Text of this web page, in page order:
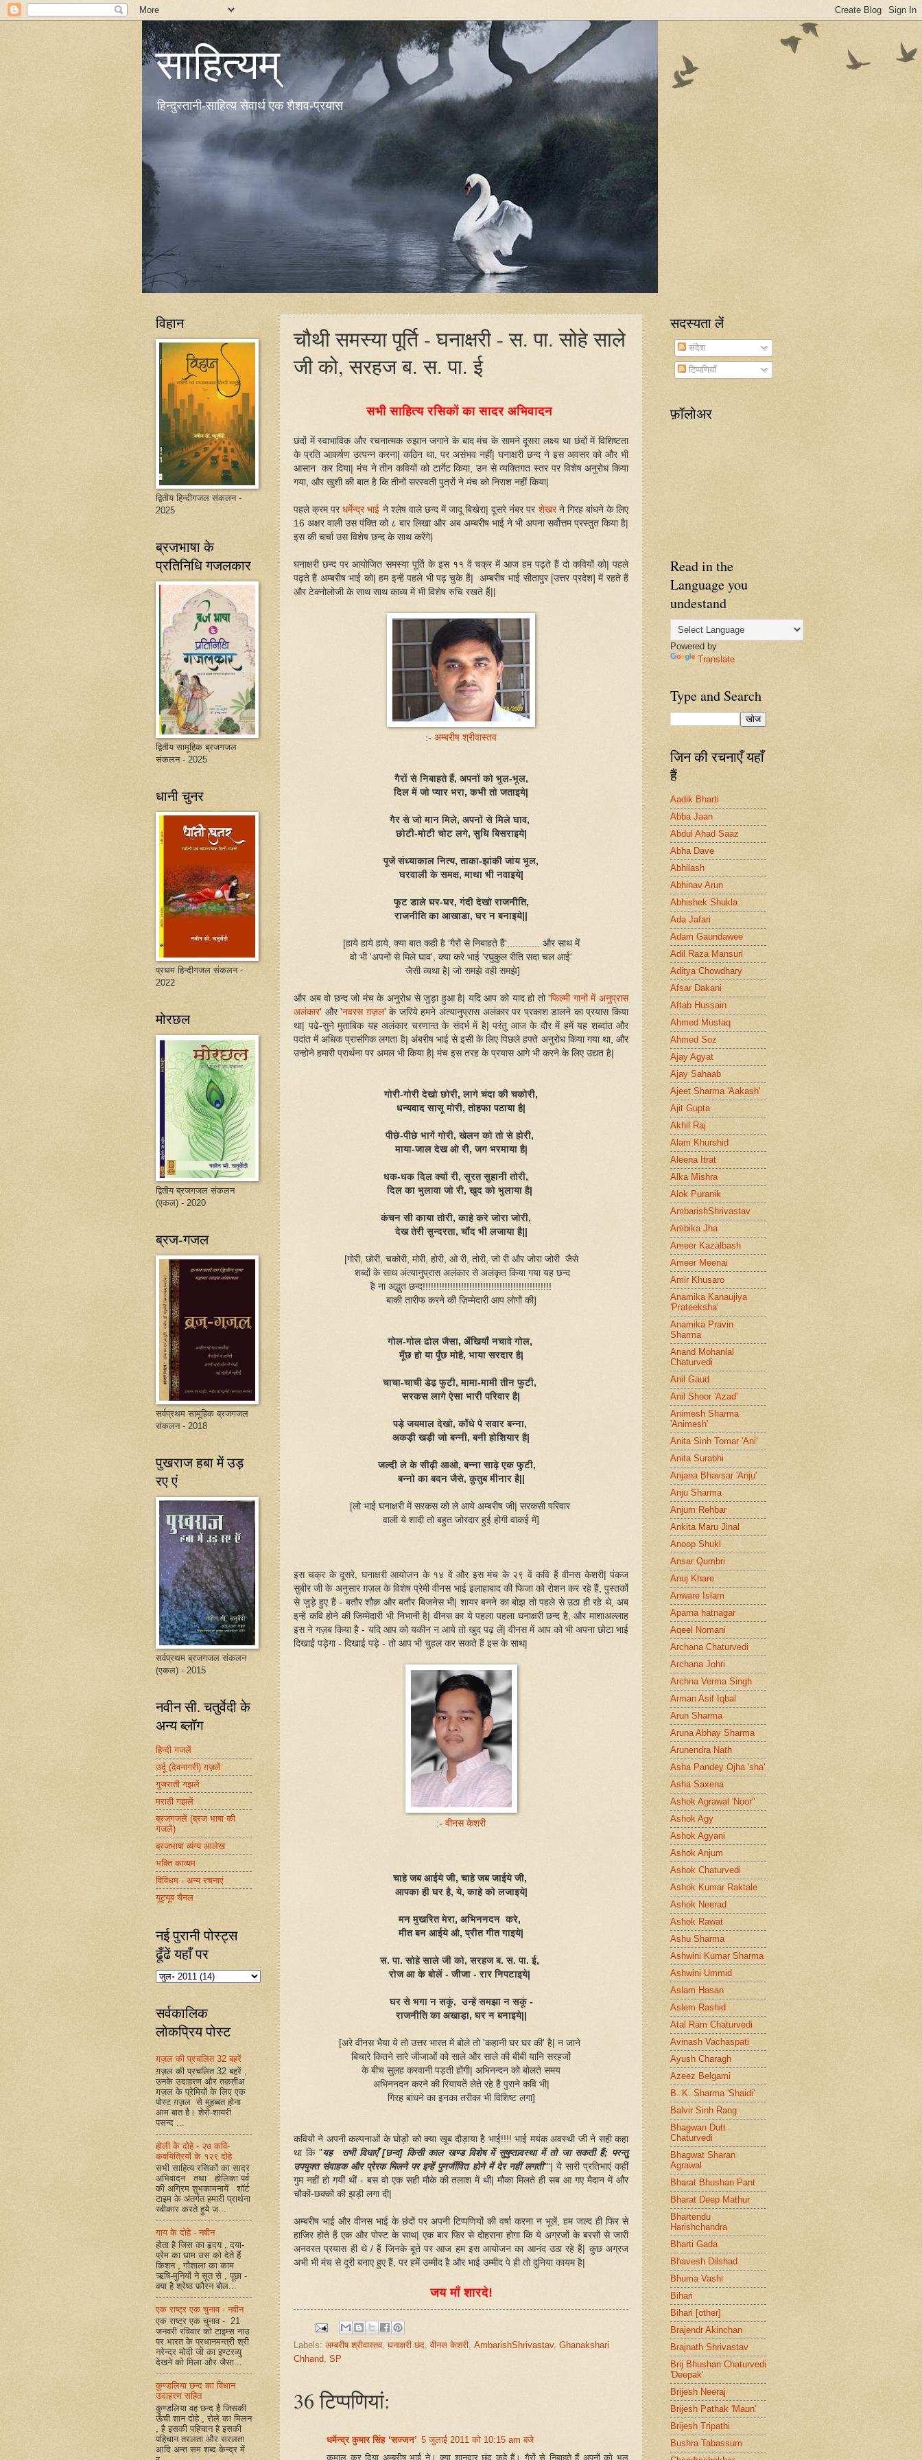
साहित्यम्
हिन्दुस्तानी-साहित्य सेवार्थ एक शैशव-प्रयास
चौथी समस्या पूर्ति - घनाक्षरी - स. पा. सोहे साले
जी को, सरहज ब. स. पा. ई
सभी साहित्य रसिकों का सादर अभिवादन
छंदों में स्वाभाविक और रचनात्मक रुझान जगाने के बाद मंच के सामने दूसरा लक्ष्य था छंदों में विशिष्टता
के प्रति आकर्षण उत्पन्न करना| कठिन था, पर असंभव नहीं| घनाक्षरी छन्द ने इस अवसर को और भी
आसान कर दिया| मंच ने तीन कवियों को टार्गेट किया, उन से व्यक्तिगत स्तर पर विशेष अनुरोध किया
गया, और खुशी की बात है कि तीनों सरस्वती पुत्रों ने मंच को निराश नहीं किया|
पहले क्रम परधर्मेन्द्र भाई ने श्लेष वाले छन्द में जादू बिखेरा| दूसरे नंबर परशेखरने गिरह बांधने के लिए
16 अक्षर वाली उस पंक्ति को ८ बार लिखा और अब अम्बरीष भाई ने भी अपना सर्वोत्तम प्रस्तुत किया है|
इस की चर्चा उस विशेष छन्द के साथ करेंगे|
घनाक्षरी छन्द पर आयोजित समस्या पूर्ति के इस ११ वें चक्र में आज हम पढ़ते हैं दो कवियों को| पहले
पढ़ते हैं अम्बरीष भाई को| हम इन्हें पहले भी पढ़ चुके हैं| अम्बरीष भाई सीतापुर [उत्तर प्रदेश] में रहते हैं
और टेक्नोलोजी के साथ साथ काव्य में भी विशेष रुचि रखते हैं||
:- अम्बरीष श्रीवास्तव
गैरों से निबाहते हैं, अपनों को भूल-भूल,
दिल में जो प्यार भरा, कभी तो जताइये|
गैर से जो मान मिले, अपनों से मिले घाव,
छोटी-मोटी चोट लगे, सुधि बिसराइये|
पूजें संध्याकाल नित्य, ताका-झांकी जांय भूल,
घरवाली के समक्ष, माथा भी नवाइये|
फूट डाले घर-घर, गंदी देखो राजनीति,
राजनीति का आखाडा, घर न बनाइये||
[हाये हाये हाये, क्या बात कही है 'गैरों से निबाहते हैं'............ और साथ में
वो भी 'अपनों से मिले घाव', क्या करे भाई 'रघुकुल रीति सदा चल आई'
जैसी व्यथा है| जो समझे वही समझे]
और अब वो छन्द जो मंच के अनुरोध से जुड़ा हुआ है| यदि आप को याद हो तो 'फिल्मी गानों में अनुप्रास
अलंकार' और 'नवरस ग़ज़ल' के जरिये हमने अंत्यानुप्रास अलंकार पर प्रकाश डालने का प्रयास किया
था| पढे-सुने मुताबिक यह अलंकार चरणान्त के संदर्भ में है| परंतु आज के दौर में हमें यह शब्दांत और
पदांत में अधिक प्रासंगिक लगता है| अंबरीष भाई से इसी के लिए पिछले हफ्ते अनुरोध किया गया था, और
उन्होने हमारी प्रार्थना पर अमल भी किया है| मंच इस तरह के प्रयास आगे भी करने के लिए उद्यत है|
गोरी-गोरी देखो छोरी, लागे चंदा की चकोरी,
धन्यवाद सासू मोरी, तोहफा पठाया है|
पीछे-पीछे भागें गोरी, खेलन को तो से होरी,
माया-जाल देख ओ री, जग भरमाया है|
धक-धक दिल क्यों री, सूरत सुहानी तोरी,
दिल का भुलावा जो री, खुद को भुलाया है|
कंचन सी काया तोरी, काहे करे जोरा जोरी,
देख तेरी सुन्दरता, चाँद भी लजाया है||
[गोरी, छोरी, चकोरी, मोरी, होरी, ओ री, तोरी, जो री और जोरा जोरी जैसे
शब्दों के साथ अंत्यानुप्रास अलंकार से अलंकृत किया गया यह छन्द
है ना अद्भुत छन्द!!!!!!!!!!!!!!!!!!!!!!!!!!!!!!!!!!!!!!!!!!!!!!!
बाकी तारीफ करने की ज़िम्मेदारी आप लोगों की]
गोल-गोल ढोल जैसा, अँखियाँ नचावे गोल,
मूँछ हो या पूँछ मोहै, भाया सरदार है|
चाचा-चाची डेढ़ फुटी, मामा-मामी तीन फुटी,
सरकस लागे ऐसा भारी परिवार है|
पड़े जयमाल देखो, काँधे पे सवार बन्ना,
अकड़ी खड़ी जो बन्नी, बनी होशियार है|
जल्दी ले के सीढ़ी आओ, बन्ना साढ़े एक फुटी,
बन्नो का बदन जैसे, क़ुतुब मीनार है||
[लो भाई घनाक्षरी में सरकस को ले आये अम्बरीष जी| सरकसी परिवार
वाली ये शादी तो बहुत जोरदार हुई होगी वाकई में]
इस चक्र के दूसरे, घनाक्षरी आयोजन के १४ वें और इस मंच के २९ वें कवि हैं वीनस केशरी| पंकज
सुबीर जी के अनुसार ग़ज़ल के विशेष प्रेमी वीनस भाई इलाहाबाद की फिजा को रोशन कर रहे हैं, पुस्तकों
से जुड़े हुए हैं - बतौर शौक़ और बतौर बिजनेस भी| शायर बनने का बोझ तो पहले से उठा ही रहे थे, अब
इन्हें कवि होने की जिम्मेदारी भी निभानी है| वीनस का ये पहला पहला घनाक्षरी छन्द है, और माशाअल्लाह
इस ने गज़ब किया है - यदि आप को यकीन न आये तो खुद पढ़ लें| वीनस में आप को भी अपना छोटा भाई
दिखाई पड़ेगा - दिखाई पड़े - तो आप भी चुहल कर सकते हैं इस के साथ|
:-वीनस केशरी
चाहे जब आईये जी, चाहे जब जाईये जी,
आपका ही घर है, ये, काहे को लजाइये|
मन मुखरित मेरा, अभिननदन करे,
मीत बन आईये औ, प्रीत गीत गाइये|
स. पा. सोहे साले जी को, सरहज ब. स. पा. ई,
रोज आ के बोलें - जीजा - रार निपटाइये|
घर से भगा न सकूं, उन्हें समझा न सकूं -
राजनीति का अखाड़ा, घर न बनाइये||
[अरे वीनस भैया ये तो उत्तर भारत में बोले तो 'कहानी घर घर की' है| न जाने
बिचारे कितने सारे जीजाओं को साले और साले की बीबी यानि सरहजों
के बीच सुलह करवानी पड़ती होंगी| अभिनन्दन को बोलते समय
अभिननदन करने की रियायतें लेते रहे हैं पुराने कवि भी|
गिरह बांधने का इनका तरीका भी विशिष्ट लगा]
कवियों ने अपनी कल्पनाओं के घोड़ों को क्या खूब दौड़ाया है भाई!!!! भाई मयंक अवस्थी जी ने सही कहा
था कि "यह सभी विधाएँ [छन्द] किसी काल खण्ड विशेष में सुषुप्तावस्था में तो जा सकती हैं; परन्तु
उपयुक्त संवाहक और प्रेरक मिलने पर इन्हें पुनर्जीवित होने में देर नहीं लगती""| ये सारी प्रतिभाएं कहीं
गुम नहीं हो गयीं थीं - बस वो एक सही मौके की तलाश में थीं| मौका मिलते ही सब आ गए मैदान में और
चौकों-छक्कों की झड़ी लगा दी|
अम्बरीष भाई और वीनस भाई के छंदों पर अपनी टिप्पणियों की वर्षा करना न भूलें, हम जल्द ही फिर से
हाजिर होते हैं एक और पोस्ट के साथ| एक बार फिर से दोहराना होगा कि ये अग्रजों के बरसों से जारी
अनवरत प्रयास ही थे / हैं जिनके बूते पर आज हम इस आयोजन का आनंद उठा रहे हैं| कुछ अग्रज
अभी भी मंच से दूरी बनाए हुए हैं, पर हमें उम्मीद है और भाई उम्मीद पे ही तो दुनिया कायम है|
जय माँ शारदे!
Labels: अम्बरीष श्रीवास्तव,घनाक्षरी छंद,वीनस केशरी, AmbarishShrivastav, Ghanakshari
Chhand, SP
36 टिप्‍पणियां:
धर्मेन्द्र कुमार सिंह ‘सज्जन’ 5 जुलाई 2011 को 10:15 am बजे
कमाल कर दिया अम्बरीष भाई ने। क्या शानदार छंद कहे हैं। गैरों से निबाहते हैं अपनों को भूल
विहान
द्वितीय हिन्दीगजल संकलन -
2025
ब्रजभाषा के
प्रतिनिधि गजलकार
द्वितीय सामूहिक ब्रजगजल
संकलन - 2025
धानी चुनर
प्रथम हिन्दीगजल संकलन -
2022
मोरछल
द्वितीय ब्रजगजल संकलन
(एकल) - 2020
ब्रज-गजल
सर्वप्रथम सामूहिक ब्रजगजल
संकलन - 2018
पुखराज हबा में उड़
रए एं
सर्वप्रथम ब्रजगजल संकलन
(एकल) - 2015
नवीन सी. चतुर्वेदी के
अन्य ब्लॉग
हिन्दी गजलें
उर्दू (देवनागरी) ग़ज़लें
गुजराती गझलें
मराठी गझलें
ब्रजगजलें (ब्रज भाषा की
गजलें)
ब्रजभाषा व्यंग्य आलेख
भक्ति काव्यम
विविधम - अन्य रचनाएं
यूट्यूब चैनल
नई पुरानी पोस्ट्स
ढूँढें यहाँ पर
सर्वकालिक
लोकप्रिय पोस्ट
ग़ज़ल की प्रचलित 32 बहरें
ग़ज़ल की प्रचलित 32 बहरें ,
उनके उदाहरण और तक़तीअ
ग़ज़ल के प्रेमियों के लिए एक
पोस्ट ग़ज़ल से मुहब्बत होना
आम बात है। शेरो-शायरी
पसन्द ...
होली के दोहे - २७ कवि-
कवयित्रियों के १२९ दोहे
सभी साहित्य रसिकों का सादर
अभिवादन तथा होलिका पर्व
की अग्रिम शुभकामनायें शॉर्ट
टाइम के अंतर्गत हमारी प्रार्थना
स्वीकार करते हुये ज...
गाय के दोहे - नवीन
होता है जिस का हृदय , दया-
प्रेम का धाम उस को देते हैं
किशन , गौशाला का काम
ऋषि-मुनियों ने सूत से , पूछा -
क्या है श्रेष्ठ फ़ौरन बोल...
एक राष्ट्र एक चुनाव - नवीन
एक राष्ट्र एक चुनाव - 21
जनवरी रविवार को टाइम्स नाउ
पर भारत के प्रधानमन्त्री श्री
नरेन्द्र मोदी जी का इण्टरव्यु
देखने को मिला और जैसा...
कुण्डलिया छन्द का विधान
उदाहरण सहित
कुण्डलिया वह छन्द है जिसकी
ऊँची शान दोहे , रोले का मिलन
, है इसकी पहिचान है इसकी
पहिचान तरलता और सरलता
आदि अन्त सम शब्द केन्द्र में
सदस्यता लें
संदेश
टिप्पणियाँ
फ़ॉलोअर
Read in the
Language you
undestand
Powered by
Translate
Type and Search
जिन की रचनाएँ यहाँ
हैं
Aadik Bharti
Abba Jaan
Abdul Ahad Saaz
Abha Dave
Abhilash
Abhinav Arun
Abhishek Shukla
Ada Jafari
Adam Gaundawee
Adil Raza Mansuri
Aditya Chowdhary
Afsar Dakani
Aftab Hussain
Ahmed Mustaq
Ahmed Soz
Ajay Agyat
Ajay Sahaab
Ajeet Sharma 'Aakash'
Ajit Gupta
Akhil Raj
Alam Khurshid
Aleena Itrat
Alka Mishra
Alok Puranik
AmbarishShrivastav
Ambika Jha
Ameer Kazalbash
Ameer Meenai
Amir Khusaro
Anamika Kanaujiya
'Prateeksha'
Anamika Pravin
Sharma
Anand Mohanlal
Chaturvedi
Anil Gaud
Anil Shoor 'Azad'
Animesh Sharma
'Animesh'
Anita Sinh Tomar 'Ani'
Anita Surabhi
Anjana Bhavsar 'Anju'
Anju Sharma
Anjum Rehbar
Ankita Maru Jinal
Anoop Shukl
Ansar Qumbri
Anuj Khare
Anware Islam
Aparna hatnagar
Aqeel Nomani
Archana Chaturvedi
Archana Johri
Archna Verma Singh
Arman Asif Iqbal
Arun Sharma
Aruna Abhay Sharma
Arunendra Nath
Asha Pandey Ojha 'sha'
Asha Saxena
Ashok Agrawal 'Noor"
Ashok Agy
Ashok Agyani
Ashok Anjum
Ashok Chaturvedi
Ashok Kumar Raktale
Ashok Neerad
Ashok Rawat
Ashu Sharma
Ashwini Kumar Sharma
Ashwini Ummid
Aslam Hasan
Aslem Rashid
Atal Ram Chaturvedi
Avinash Vachaspati
Ayush Charagh
Azeez Belgami
B. K. Sharma 'Shaidi'
Balvir Sinh Rang
Bhagwan Dutt
Chaturvedi
Bhagwat Sharan
Agrawal
Bharat Bhushan Pant
Bharat Deep Mathur
Bhartendu
Harishchandra
Bharti Gada
Bhavesh Dilshad
Bhuma Vashi
Bihari
Bihari [other]
Brajendr Akinchan
Brajnath Shrivastav
Brij Bhushan Chaturvedi
'Deepak'
Brijesh Neeraj
Brijesh Pathak 'Maun'
Brijesh Tripathi
Bushra Tabassum